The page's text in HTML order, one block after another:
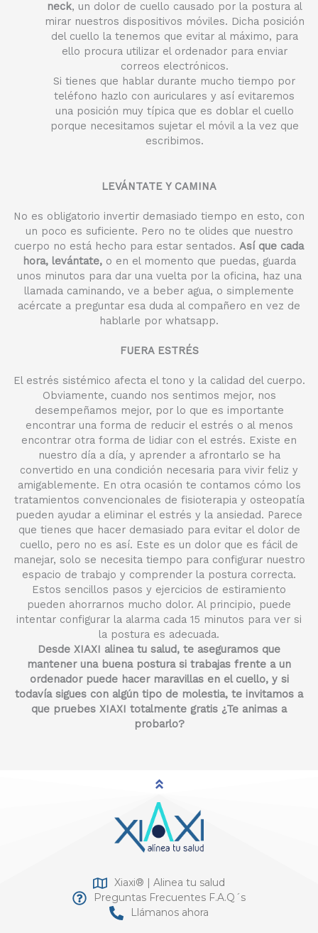
neck, un dolor de cuello causado por la postura al
mirar nuestros dispositivos móviles. Dicha posición
del cuello la tenemos que evitar al máximo, para
ello procura utilizar el ordenador para enviar
correos electrónicos.
Si tienes que hablar durante mucho tiempo por
teléfono hazlo con auriculares y así evitaremos
una posición muy típica que es doblar el cuello
porque necesitamos sujetar el móvil a la vez que
escribimos.
LEVÁNTATE Y CAMINA
No es obligatorio invertir demasiado tiempo en esto, con
un poco es suficiente. Pero no te olides que nuestro
cuerpo no está hecho para estar sentados. Así que cada
hora, levántate,o en el momento que puedas, guarda
unos minutos para dar una vuelta por la oficina, haz una
llamada caminando, ve a beber agua, o simplemente
acércate a preguntar esa duda al compañero en vez de
hablarle por whatsapp.
FUERA ESTRÉS
El estrés sistémico afecta el tono y la calidad del cuerpo.
Obviamente, cuando nos sentimos mejor, nos
desempeñamos mejor, por lo que es importante
encontrar una forma de reducir el estrés o al menos
encontrar otra forma de lidiar con el estrés. Existe en
nuestro día a día, y aprender a afrontarlo se ha
convertido en una condición necesaria para vivir feliz y
amigablemente. En otra ocasión te contamos cómo los
tratamientos convencionales de fisioterapia y osteopatía
pueden ayudar a eliminar el estrés y la ansiedad. Parece
que tienes que hacer demasiado para evitar el dolor de
cuello, pero no es así. Este es un dolor que es fácil de
manejar, solo se necesita tiempo para configurar nuestro
espacio de trabajo y comprender la postura correcta.
Estos sencillos pasos y ejercicios de estiramiento
pueden ahorrarnos mucho dolor. Al principio, puede
intentar configurar la alarma cada 15 minutos para ver si
la postura es adecuada.
Desde XIAXI alinea tu salud, te aseguramos que
mantener una buena postura si trabajas frente a un
ordenador puede hacer maravillas en el cuello, y si
todavía sigues con algún tipo de molestia, te invitamos a
que pruebes XIAXI totalmente gratis ¿Te animas a
probarlo?
Xiaxi® | Alinea tu salud
Preguntas Frecuentes F.A.Q´s
Llámanos ahora